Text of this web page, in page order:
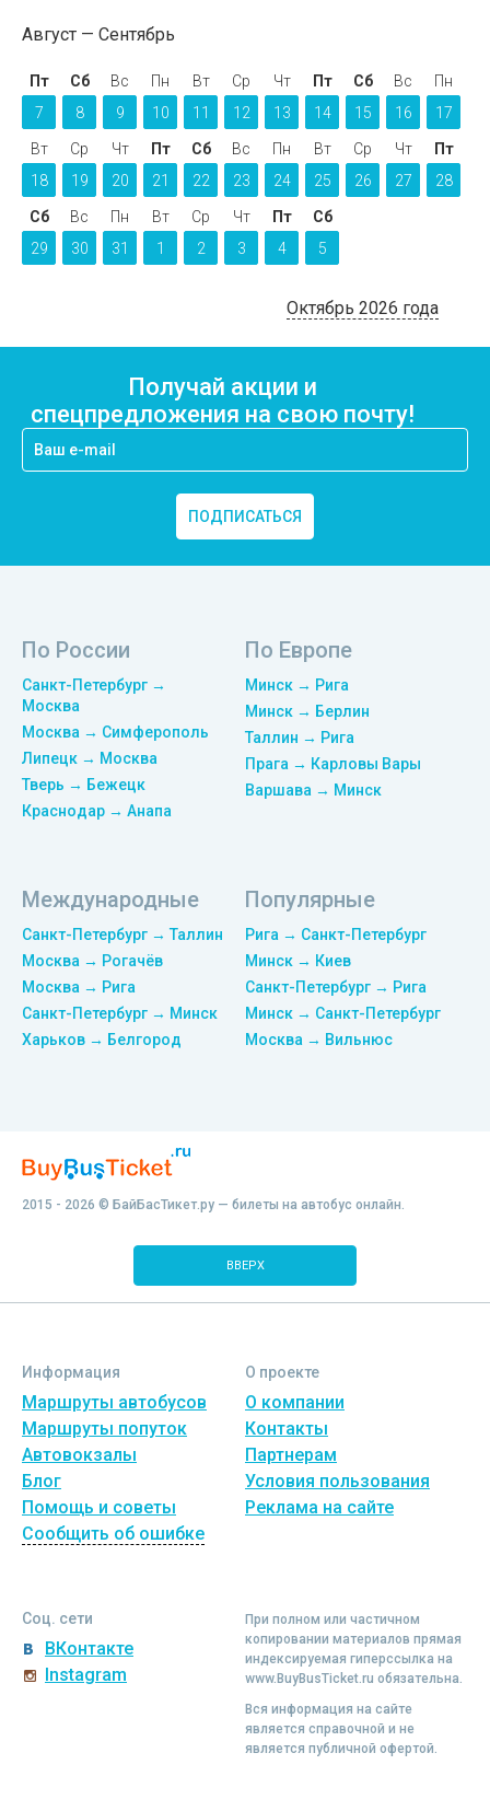
Август Сентябрь
Пт
7
Сб
8
Вс
9
Пн
10
Вт
11
Ср
12
Чт
13
Пт
14
Сб
15
Вс
16
Пн
17
Вт
18
Ср
19
Чт
20
Пт
21
Сб
22
Вс
23
Пн
24
Вт
25
Ср
26
Чт
27
Пт
28
Сб
29
Вс
30
Пн
31
Вт
1
Ср
2
Чт
3
Пт
4
Сб
5
Октябрь 2026 года
Получай акции и
спецпредложения на свою почту!
ПОДПИСАТЬСЯ
По России
Санкт-Петербург →
Москва
Москва → Симферополь
Липецк → Москва
Тверь → Бежецк
Краснодар → Анапа
По Европе
Минск → Рига
Минск → Берлин
Таллин → Рига
Прага → Карловы Вары
Варшава → Минск
Международные
Санкт-Петербург → Таллин
Москва → Рогачёв
Москва → Рига
Санкт-Петербург → Минск
Харьков → Белгород
Популярные
Рига → Санкт-Петербург
Минск → Киев
Санкт-Петербург → Рига
Минск → Санкт-Петербург
Москва → Вильнюс
2015 - 2026 © БайБасТикет.ру — билеты на автобус онлайн.
ВВЕРХ
Информация
Маршруты автобусов
Маршруты попуток
Автовокзалы
Блог
Помощь и советы
Сообщить об ошибке
О проекте
О компании
Контакты
Партнерам
Условия пользования
Реклама на сайте
Соц. сети
ВКонтакте
Instagram
При полном или частичном
копировании материалов прямая
индексируемая гиперссылка на
www.BuyBusTicket.ru обязательна.
Вся информация на сайте
является справочной и не
является публичной офертой.